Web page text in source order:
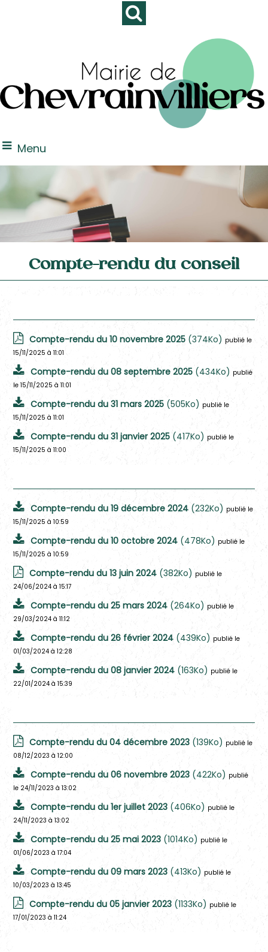
Menu
Compte-rendu du conseil
Compte-rendu du 10 novembre 2025 (374Ko) publié le
15/11/2025 à 11:01
Compte-rendu du 08 septembre 2025 (434Ko) publié
le 15/11/2025 à 11:01
Compte-rendu du 31 mars 2025 (505Ko) publié le
15/11/2025 à 11:01
Compte-rendu du 31 janvier 2025(417Ko) publié le
15/11/2025 à 11:00
Compte-rendu du 19 décembre 2024 (232Ko) publié le
15/11/2025 à 10:59
Compte-rendu du 10 octobre 2024 (478Ko) publié le
15/11/2025 à 10:59
Compte-rendu du 13 juin 2024 (382Ko) publié le
24/06/2024 à 15:17
Compte-rendu du 25 mars 2024 (264Ko) publié le
29/03/2024 à 11:12
Compte-rendu du 26 février 2024 (439Ko) publié le
01/03/2024 à 12:28
Compte-rendu du 08 janvier 2024 (163Ko) publié le
22/01/2024 à 15:39
Compte-rendu du 04 décembre 2023 (139Ko) publié le
08/12/2023 à 12:00
Compte-rendu du 06 novembre 2023 (422Ko) publié
le 24/11/2023 à 13:02
Compte-rendu du 1er juillet 2023 (406Ko) publié le
24/11/2023 à 13:02
Compte-rendu du 25 mai 2023 (1014Ko) publié le
01/06/2023 à 17:04
Compte-rendu du 09 mars 2023 (413Ko) publié le
10/03/2023 à 13:45
Compte-rendu du 05 janvier 2023 (1133Ko) publié le
17/01/2023 à 11:24